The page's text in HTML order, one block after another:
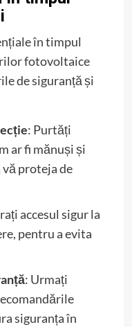
în timpul
fotovoltaice
de siguranță și
: Purtăți
ar fi mănuși și
proteja de
accesul sigur la
pentru a evita
: Urmați
siguranța în